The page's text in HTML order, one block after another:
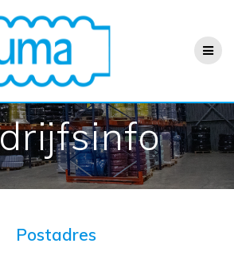
naar
de
inhoud
Postadres